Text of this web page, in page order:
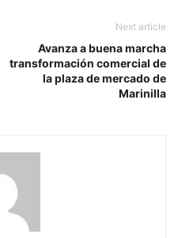
Next article
Avanza a buena marcha
transformación comercial de
la plaza de mercado de
Marinilla